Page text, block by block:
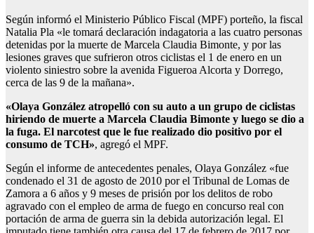
Según informó el Ministerio Público Fiscal (MPF) porteño, la fiscal
Natalia Pla «le tomará declaración indagatoria a las cuatro personas
detenidas por la muerte de Marcela Claudia Bimonte, y por las
lesiones graves que sufrieron otros ciclistas el 1 de enero en un
violento siniestro sobre la avenida Figueroa Alcorta y Dorrego,
cerca de las 9 de la mañana».
«Olaya González atropelló con su auto a un grupo de ciclistas
hiriendo de muerte a Marcela Claudia Bimonte y luego se dio a
la fuga. El narcotest que le fue realizado dio positivo por el
consumo de TCH», agregó el MPF.
Según el informe de antecedentes penales, Olaya González «fue
condenado el 31 de agosto de 2010 por el Tribunal de Lomas de
Zamora a 6 años y 9 meses de prisión por los delitos de robo
agravado con el empleo de arma de fuego en concurso real con
portación de arma de guerra sin la debida autorización legal. El